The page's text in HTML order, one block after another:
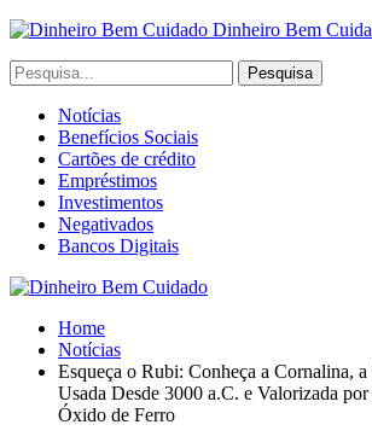
Dinheiro Bem
Notícias
Benefícios Sociais
Cartões de crédito
Empréstimos
Investimentos
Negativados
Bancos Digitais
Home
Notícias
Esqueça o Rubi: Conheça a Cornalina,
Usada Desde 3000 a.C. e Valorizada
Óxido de Ferro